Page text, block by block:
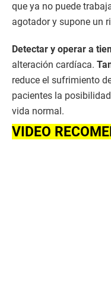
que ya no puede
agotador y supone un
Detectar y operar a
alteración cardíaca.
reduce el sufrimiento
pacientes la
vida normal.
VIDEO